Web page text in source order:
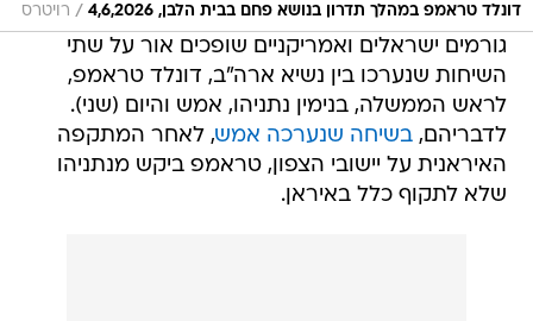
דונלד טראמפ במהלך תדרון בנושא פחם בבית הלבן, 4,6,2026 / רויטרס
גורמים ישראלים ואמריקניים שופכים אור על שתי
השיחות שנערכו בין נשיא ארה"ב, דונלד טראמפ,
לראש הממשלה, בנימין נתניהו, אמש והיום (שני).
לדבריהם,בשיחה שנערכה אמש, לאחר המתקפה
האיראנית על יישובי הצפון, טראמפ ביקש מנתניהו
שלא לתקוף כלל באיראן.